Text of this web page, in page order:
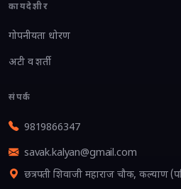
कायदेशीर
गोपनीयता धोरण
अटी व शर्ती
संपर्क
9819866347
savak.kalyan@gmail.com
छत्रपती शिवाजी महाराज चौक, कल्याण